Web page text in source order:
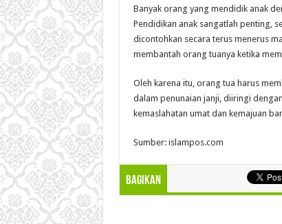
Banyak orang yang mendidik anak
Pendidikan anak sangatlah penting,
dicontohkan secara terus menerus
membantah orang tuanya ketika
Oleh karena itu, orang tua harus
dalam penunaian janji, diiringi
kemaslahatan umat dan kemajuan
Sumber: islampos.com
Bagikan